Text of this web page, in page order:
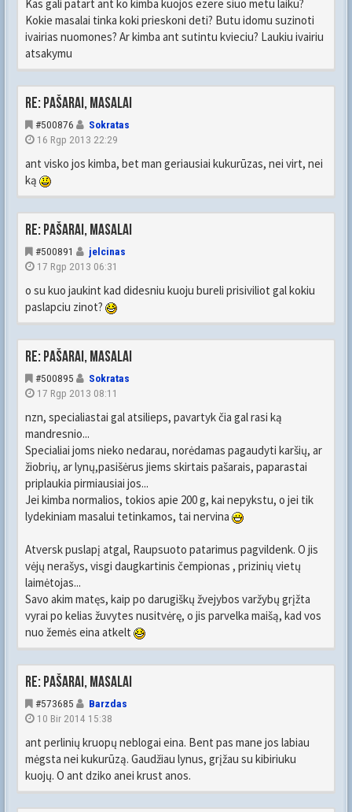
Kas gali patart ant ko kimba kuojos ezere siuo metu laiku?
Kokie masalai tinka koki prieskoni deti? Butu idomu suzinoti
ivairias nuomones? Ar kimba ant sutintu kvieciu? Laukiu ivairiu
atsakymu
Re: Pašarai, masalai
#500876
Sokratas
16 Rgp 2013 22:29
ant visko jos kimba, bet man geriausiai kukurūzas, nei virt, nei
ką
Re: Pašarai, masalai
#500891
jelcinas
17 Rgp 2013 06:31
o su kuo jaukint kad didesniu kuoju bureli prisiviliot gal kokiu
paslapciu zinot?
Re: Pašarai, masalai
#500895
Sokratas
17 Rgp 2013 08:11
nzn, specialiastai gal atsilieps, pavartyk čia gal rasi ką
mandresnio...
Specialiai joms nieko nedarau, norėdamas pagaudyti karšių, ar
žiobrių, ar lynų,pasišėrus jiems skirtais pašarais, paparastai
priplaukia pirmiausiai jos...
Jei kimba normalios, tokios apie 200 g, kai nepykstu, o jei tik
lydekiniam masalui tetinkamos, tai nervina
Atversk puslapį atgal, Raupsuoto patarimus pagvildenk. O jis
vėjų nerašys, visgi daugkartinis čempionas , prizinių vietų
laimėtojas...
Savo akim matęs, kaip po darugiškų žvejybos varžybų grįžta
vyrai po kelias žuvytes nusitvėrę, o jis parvelka maišą, kad vos
nuo žemės eina atkelt
Re: Pašarai, masalai
#573685
Barzdas
10 Bir 2014 15:38
ant perlinių kruopų neblogai eina. Bent pas mane jos labiau
mėgsta nei kukurūzą. Gaudžiau lynus, grįžau su kibiriuku
kuojų. O ant dziko anei krust anos.